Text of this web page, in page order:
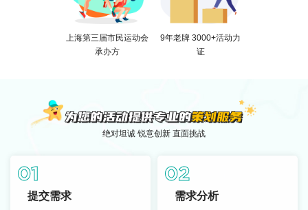
上海第三届市民运动会
承办方
9年老牌 3000+活动力
证
绝对坦诚 锐意创新 直面挑战
01
提交需求
02
需求分析